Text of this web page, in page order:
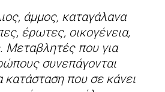
άμμος, καταγάλανα
έρωτες, οικογένεια,
Μεταβλητές που για
συνεπάγονται
κατάσταση που σε κάνει